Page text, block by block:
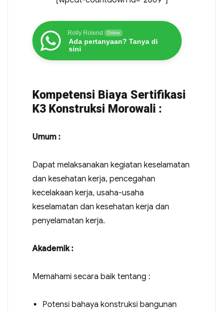
Rolly Rolend Online
Ada pertanyaan? Tanya di
sini
Kompetensi Biaya Sertifikasi
K3 Konstruksi Morowali :
Umum :
Dapat melaksanakan kegiatan keselamatan
dan kesehatan kerja, pencegahan
kecelakaan kerja, usaha-usaha
keselamatan dan kesehatan kerja dan
penyelamatan kerja.
Akademik :
Memahami secara baik tentang :
Potensi bahaya konstruksi bangunan